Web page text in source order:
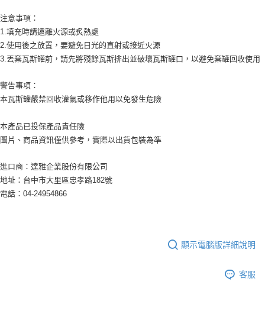
是否繳費成功／繳費後需取消欲退款等相關疑問，請聯繫「AFTEE先享後付
客戶支援中心」https://netprotections.freshdesk.com/support/home
【注意事項】
１．透過由恩沛科技股份有限公司提供之「AFTEE先享後付」服務完成之交
權轉讓予恩沛科技股份有限公司。
２．關於個人資料處理事宜，請瀏覽以下網址：
https://aftee.tw/terms/#terms3
「AFTEE先享後付」，若未經同意申辦者引起之損失，本公司不負相關責
４．使用「AFTEE先享後付」時，將依據個別帳號之用戶狀況，依本公司即
請求用戶進行身份認證。
５．嚴禁一人註冊多個帳號或使用他人資訊註冊。若發現惡意使用之情形，
每筆NT$60，滿NT$599(含以上)免運費
宅配
每筆NT$120，滿NT$899(含以上)免運費
注意事項：
1.填充時請遠離火源或炙熱處
2.使用後之放置，要避免日光的直射或接近火源
3.丟棄瓦斯罐前，請先將殘餘瓦斯排出並破壞瓦斯罐口，以避免棄罐回收使用
警告事項：
本瓦斯罐嚴禁回收灌氣或移作他用以免發生危險
本產品已投保產品責任險
圖片、商品資訊僅供參考，實際以出貨包裝為準
進口商：達雅企業股份有限公司
地址：台中市大里區忠孝路182號
電話：04-24954866
顯示電腦版詳細說明
客服